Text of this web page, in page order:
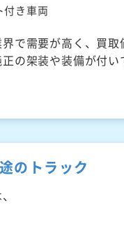
付き車両
で需要が高く、買
の架装や装備が付
のトラック